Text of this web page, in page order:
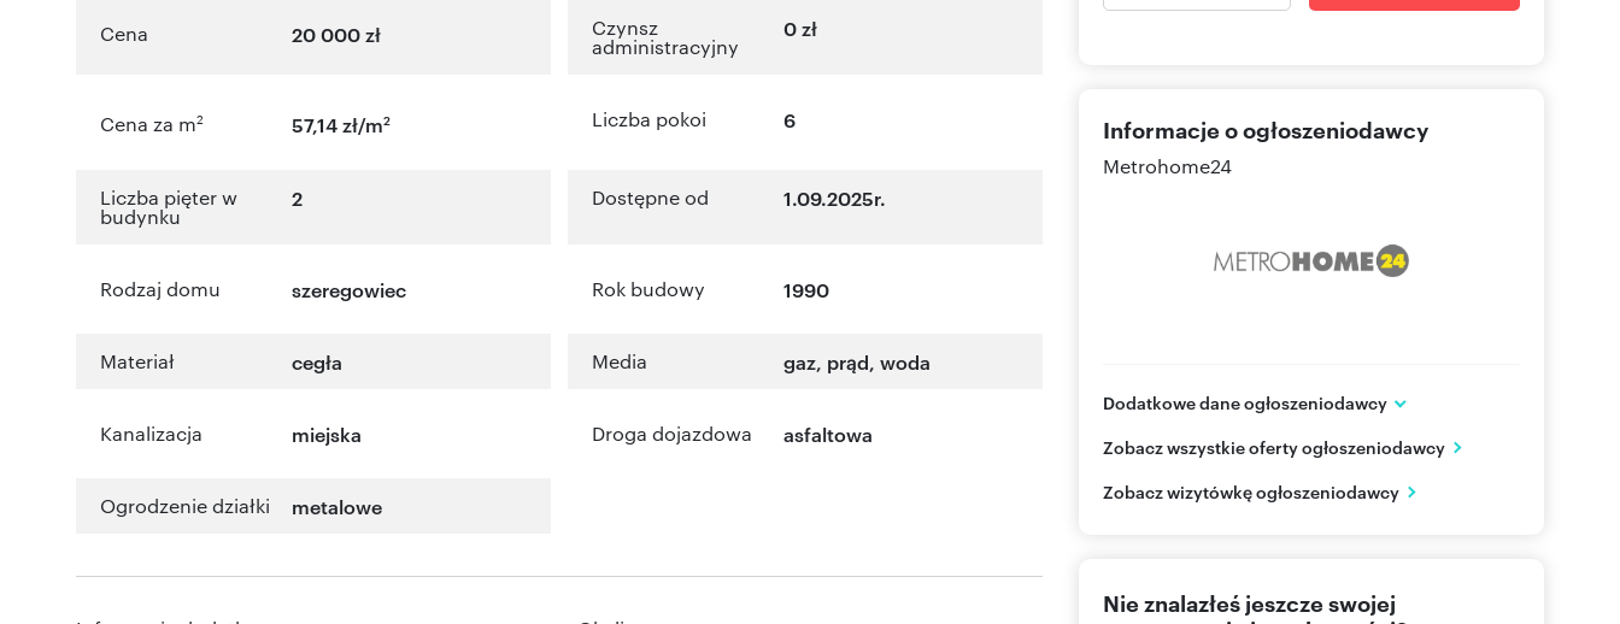
Cena 20 000 zł Czynsz
administracyjny
0 zł
Cena za m2 57,14 zł/m2 Liczba pokoi 6
Liczba pięter w
budynku
2 Dostępne od 1.09.2025r.
Rodzaj domu szeregowiec Rok budowy 1990
Materiał cegła Media gaz, prąd, woda
Kanalizacja miejska Droga dojazdowa asfaltowa
Ogrodzenie działki metalowe
Informacje o ogłoszeniodawcy
Metrohome24
Dodatkowe dane ogłoszeniodawcy
Warszawa
PL
222990 Pokaż telefon
Zobacz wszystkie oferty ogłoszeniodawcy
Zobacz wizytówkę ogłoszeniodawcy
Nie znalazłeś jeszcze swojej